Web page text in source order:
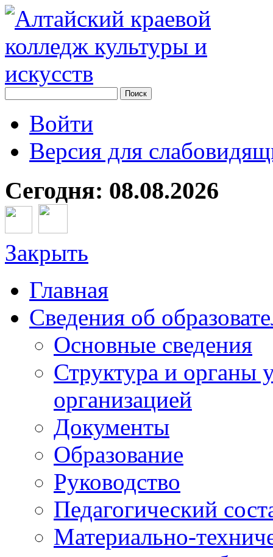
Войти
Версия для
Сегодня: 08.08.2026
Закрыть
Главная
Сведения об
Основные сведения
Структура и органы
организацией
Документы
Образование
Руководство
Педагогический
Материально-